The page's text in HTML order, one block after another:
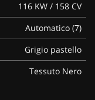
116 KW / 158 CV
Automatico (7)
Grigio pastello
Tessuto Nero